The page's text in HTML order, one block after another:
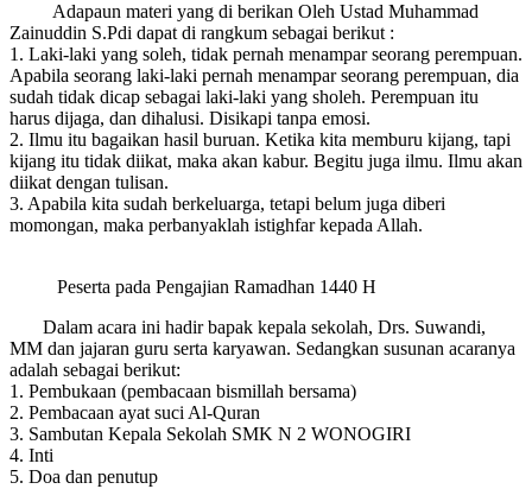
Adapaun materi yang di berikan Oleh Ustad Muhammad
Zainuddin S.Pdi dapat di rangkum sebagai berikut :
1. Laki-laki yang soleh, tidak pernah menampar seorang perempuan.
Apabila seorang laki-laki pernah menampar seorang perempuan, dia
sudah tidak dicap sebagai laki-laki yang sholeh. Perempuan itu
harus dijaga, dan dihalusi. Disikapi tanpa emosi.
2. Ilmu itu bagaikan hasil buruan. Ketika kita memburu kijang, tapi
kijang itu tidak diikat, maka akan kabur. Begitu juga ilmu. Ilmu akan
diikat dengan tulisan.
3. Apabila kita sudah berkeluarga, tetapi belum juga diberi
momongan, maka perbanyaklah istighfar kepada Allah.
Peserta pada Pengajian Ramadhan 1440 H
Dalam acara ini hadir bapak kepala sekolah, Drs. Suwandi,
MM dan jajaran guru serta karyawan. Sedangkan susunan acaranya
adalah sebagai berikut:
1. Pembukaan (pembacaan bismillah bersama)
2. Pembacaan ayat suci Al-Quran
3. Sambutan Kepala Sekolah SMK N 2 WONOGIRI
4. Inti
5. Doa dan penutup